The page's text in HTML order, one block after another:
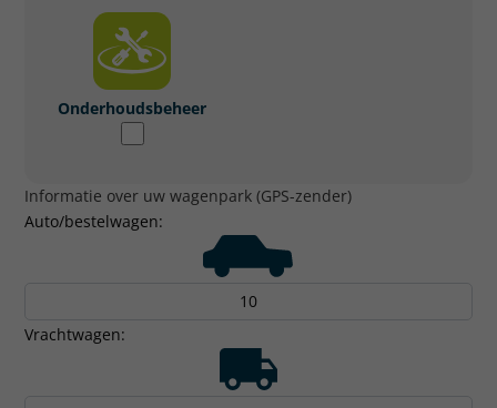
Onderhoudsbeheer
Informatie over uw wagenpark (GPS-zender)
Auto/bestelwagen:
Vrachtwagen: